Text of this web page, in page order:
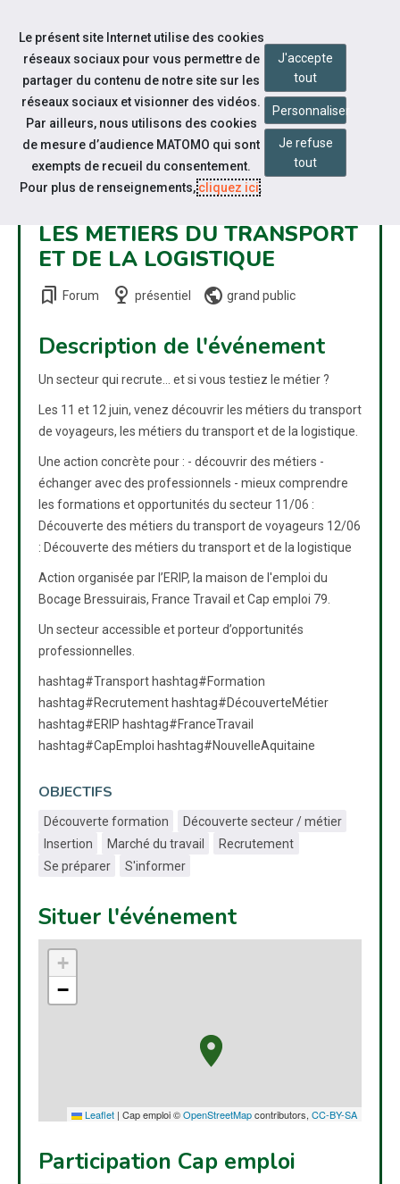
Aller au contenu
LES 11 ET 12 JUIN, VENEZ
DÉCOUVRIR LES MÉTIERS DU
LES MÉTIERS DU TRANSPORT
ET DE LA LOGISTIQUE
bookmarks Forum nest_cam_indoor présentiel public grand public
Description de l'événement
Un secteur qui recrute… et si vous testiez le métier ?
Les 11 et 12 juin, venez découvrir les métiers du transport
de voyageurs, les métiers du transport et de la logistique.
Une action concrète pour : - découvrir des métiers -
échanger avec des professionnels - mieux comprendre
les formations et opportunités du secteur 11/06 :
Découverte des métiers du transport de voyageurs 12/06
: Découverte des métiers du transport et de la logistique
Action organisée par l’ERIP, la maison de l'emploi du
Bocage Bressuirais, France Travail et Cap emploi 79.
Un secteur accessible et porteur d’opportunités
professionnelles.
hashtag#Transport hashtag#Formation
hashtag#Recrutement hashtag#DécouverteMétier
hashtag#ERIP hashtag#FranceTravail
hashtag#CapEmploi hashtag#NouvelleAquitaine
OBJECTIFS
Découverte formation
Découverte secteur / métier
Insertion
Marché du travail
Recrutement
Se préparer
S'informer
Situer l'événement
+
−
Leaflet | Cap emploi ©OpenStreetMapcontributors, CC-BY-SA
Participation Cap emploi
Le présent site Internet utilise des cookies
réseaux sociaux pour vous permettre de
partager du contenu de notre site sur les
réseaux sociaux et visionner des vidéos.
Par ailleurs, nous utilisons des cookies
de mesure d’audience MATOMO qui sont
exempts de recueil du consentement.
Pour plus de renseignements,cliquez ici.
J'accepte
tout
Personnaliser
Je refuse
tout